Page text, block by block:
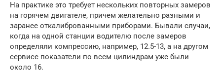
На практике это требует нескольких повторных замеров
на горячем двигателе, причем желательно разными и
заранее откалиброванными приборами. Бывали случаи,
когда на одной станции водителю после замеров
определяли компрессию, например, 12.5-13, а на другом
сервисе показатели по всем цилиндрам уже были
около 16.